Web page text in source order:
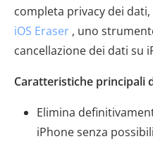
completa privacy dei
iOS Eraser , uno
cancellazione dei dati su
Caratteristiche principali
Elimina
iPhone senza